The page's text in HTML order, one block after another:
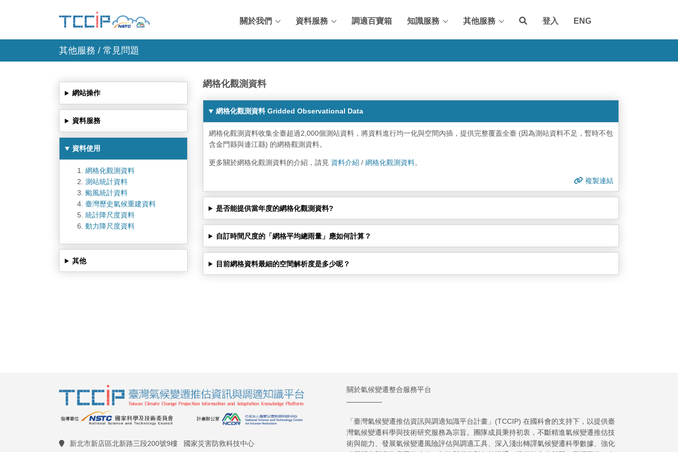
關於我們 資料服務 調適百寶箱 知識服務 其他服務 登入 ENG
其他服務 / 常見問題
網站操作
資料服務
資料使用
網格化觀測資料
測站統計資料
颱風統計資料
臺灣歷史氣候重建資料
統計降尺度資料
動力降尺度資料
其他
網格化觀測資料
網格化觀測資料 Gridded Observational Data
網格化觀測資料收集全臺超過2,000個測站資料，將資料進行均一化與空間內插，提供完整覆蓋全臺 (因為測站資料不足，暫時不包
含金門縣與連江縣) 的網格觀測資料。
更多關於網格化觀測資料的介紹，請見 資料介紹 / 網格化觀測資料。
複製連結
是否能提供當年度的網格化觀測資料?
自訂時間尺度的「網格平均總雨量」應如何計算？
目前網格資料最細的空間解析度是多少呢？
新北市新店區北新路三段200號9樓 國家災害防救科技中心
關於氣候變遷整合服務平台
「臺灣氣候變遷推估資訊與調適知識平台計畫」(TCCIP) 在國科會的支持下，以提供臺
灣氣候變遷科學與技術研究服務為宗旨。團隊成員秉持初衷，不斷精進氣候變遷推估技
術與能力、發展氣候變遷風險評估與調適工具、深入淺出轉譯氣候變遷科學數據、強化